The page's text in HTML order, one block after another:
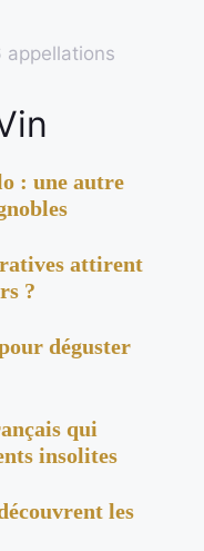
appellations
: une autre
attirent
?
déguster
qui
insolites
les